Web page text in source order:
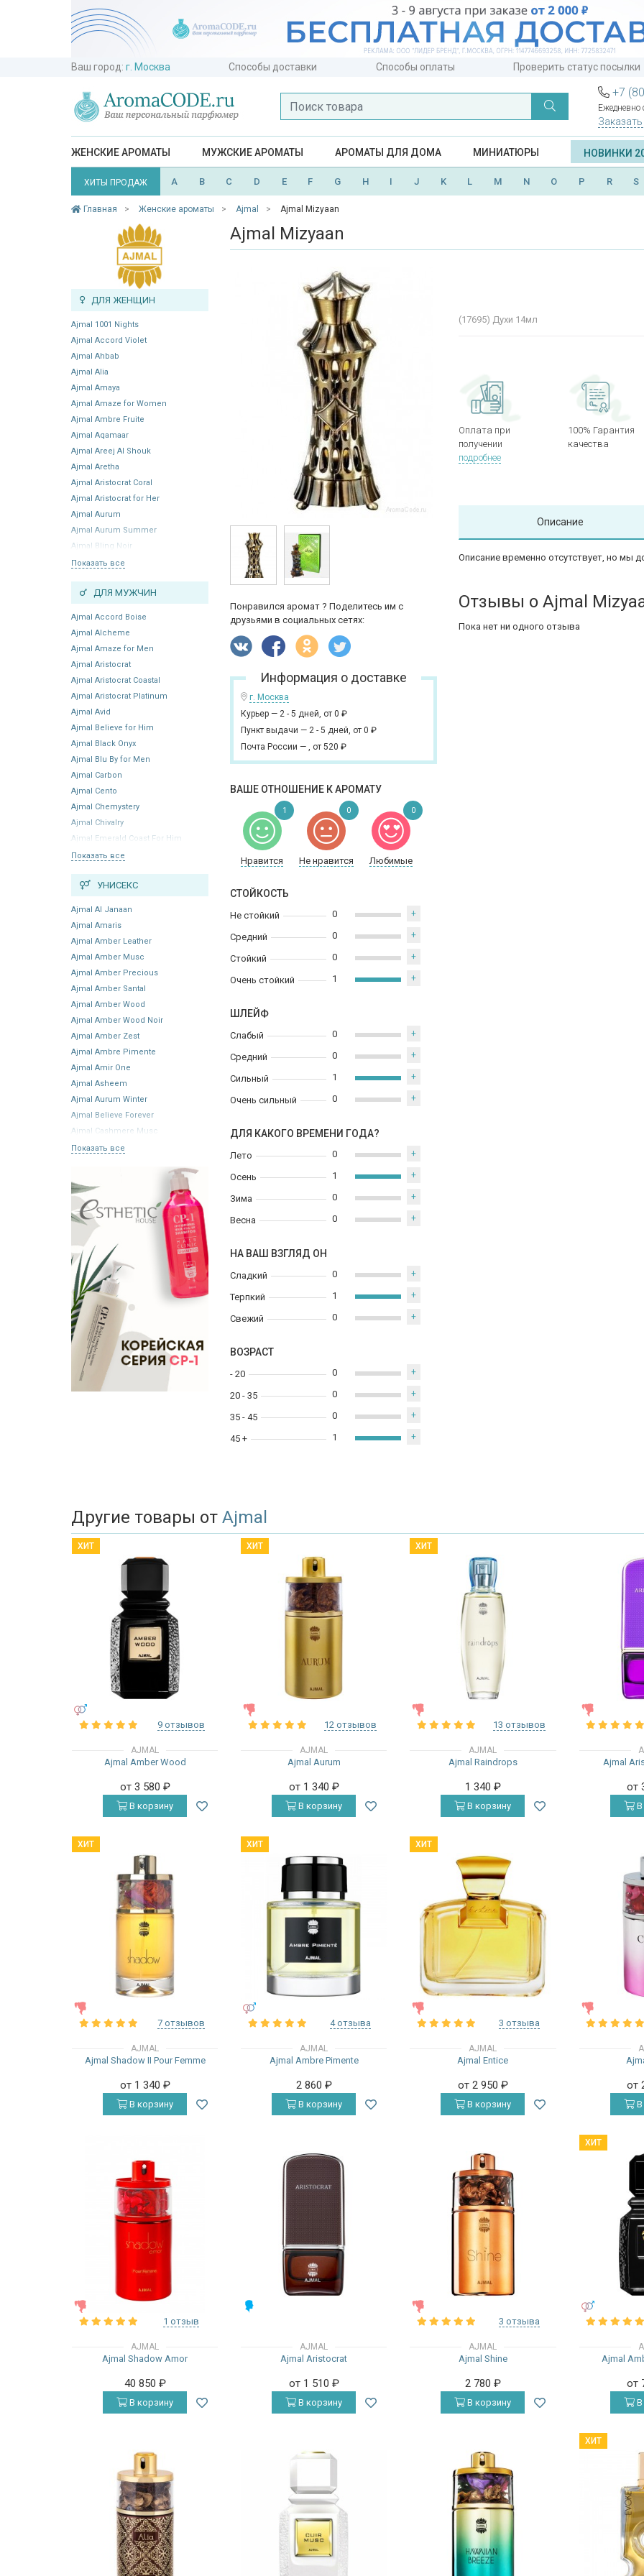
Ваш город: г. Москва Способы доставки Способы оплаты Проверить статус посылки
+7
Ежедневно
ЖЕНСКИЕ АРОМАТЫ МУЖСКИЕ АРОМАТЫ АРОМАТЫ ДЛЯ ДОМА МИНИАТЮРЫ НОВИНКИ
ХИТЫ ПРОДАЖ A B C D E F G H I J K L M N O P R S
Главная Женские ароматы Ajmal Ajmal Mizyaan
ДЛЯ ЖЕНЩИН
Ajmal 1001 Nights
Ajmal Accord Violet
Ajmal Ahbab
Ajmal Alia
Ajmal Amaya
Ajmal Amaze for Women
Ajmal Ambre Fruite
Ajmal Aqamaar
Ajmal Areej Al Shouk
Ajmal Aretha
Ajmal Aristocrat Coral
Ajmal Aristocrat for Her
Ajmal Aurum
Ajmal Aurum Summer
Ajmal Bling Noir
Показать все
ДЛЯ МУЖЧИН
Ajmal Accord Boise
Ajmal Alcheme
Ajmal Amaze for Men
Ajmal Aristocrat
Ajmal Aristocrat Coastal
Ajmal Aristocrat Platinum
Ajmal Avid
Ajmal Believe for Him
Ajmal Black Onyx
Ajmal Blu By for Men
Ajmal Carbon
Ajmal Cento
Ajmal Chemystery
Ajmal Chivalry
Ajmal Emerald Coast For Him
Показать все
УНИСЕКС
Ajmal Al Janaan
Ajmal Amaris
Ajmal Amber Leather
Ajmal Amber Musc
Ajmal Amber Precious
Ajmal Amber Santal
Ajmal Amber Wood
Ajmal Amber Wood Noir
Ajmal Amber Zest
Ajmal Ambre Pimente
Ajmal Amir One
Ajmal Asheem
Ajmal Aurum Winter
Ajmal Believe Forever
Ajmal Cashmere Musc
Показать все
Ajmal Mizyaan
Понравился аромат ? Поделитесь им с
друзьями в социальных сетях:
Информация о доставке
г. Москва
Курьер — 2 - 5 дней, от 0 ₽
Пункт выдачи — 2 - 5 дней, от 0 ₽
Почта России — , от 520 ₽
ВАШЕ ОТНОШЕНИЕ К АРОМАТУ
Нравится Не нравится Любимые
1 0 0
СТОЙКОСТЬ
Не стойкий
Средний
Стойкий
Очень стойкий
0 +
0 +
0 +
1 +
ШЛЕЙФ
Слабый
Средний
Сильный
Очень сильный
0 +
0 +
1 +
0 +
ДЛЯ КАКОГО ВРЕМЕНИ ГОДА?
Лето
Осень
Зима
Весна
0 +
1 +
0 +
0 +
НА ВАШ ВЗГЛЯД ОН
Сладкий
Терпкий
Свежий
0 +
1 +
0 +
ВОЗРАСТ
- 20
20 - 35
35 - 45
45 +
0 +
0 +
0 +
1 +
(17695) Духи 14мл
Оплата при
получении
подробнее
100% Гарантия
качества
Описание
Описание временно отсутствует, но мы
Отзывы о Ajmal
Пока нет ни одного отзыва
Другие товары от Ajmal
ХИТ
9 отзывов
AJMAL
Ajmal Amber Wood
от 3 580 ₽
В корзину
ХИТ
12 отзывов
AJMAL
Ajmal Aurum
от 1 340 ₽
В корзину
ХИТ
13 отзывов
AJMAL
Ajmal Raindrops
1 340 ₽
В корзину
Ajmal
от
В
ХИТ
7 отзывов
AJMAL
Ajmal Shadow II Pour Femme
от 1 340 ₽
В корзину
ХИТ
4 отзыва
AJMAL
Ajmal Ambre Pimente
2 860 ₽
В корзину
ХИТ
3 отзыва
AJMAL
Ajmal Entice
от 2 950 ₽
В корзину
от
В
1 отзыв
AJMAL
Ajmal Shadow Amor
40 850 ₽
В корзину
AJMAL
Ajmal Aristocrat
от 1 510 ₽
В корзину
3 отзыва
AJMAL
Ajmal Shine
2 780 ₽
В корзину
ХИТ
Ajmal
от
В
ХИТ